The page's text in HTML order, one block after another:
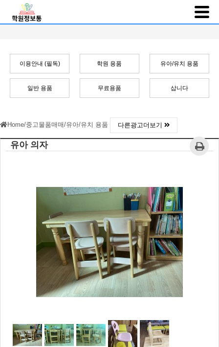
이용안내 (필독) 학원 용품 유아/유치 용품
일반 용품 무료용품 삽니다
Home/중고물품매매/유아/유치 용품 다른광고더보기
유아 의자